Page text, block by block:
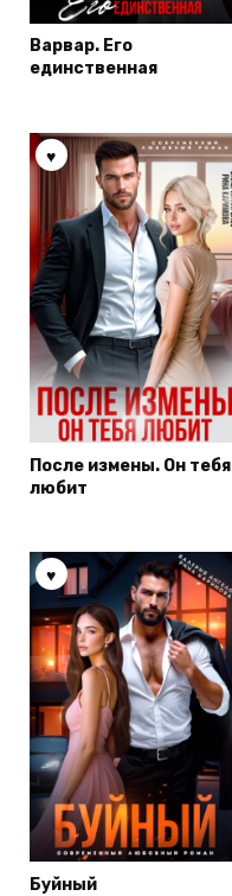
Варвар. Его
единственная
После измены. Он тебя
любит
Буйный